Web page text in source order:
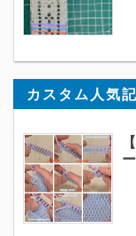
カスタム人気